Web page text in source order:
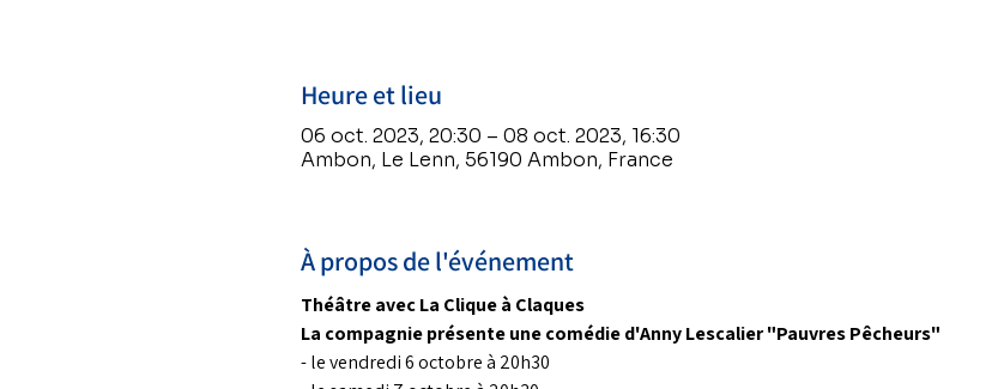
Heure et lieu
06 oct. 2023, 20:30 – 08 oct. 2023, 16:30
Ambon, Le Lenn, 56190 Ambon, France
À propos de l'événement
Théâtre avec La Clique à Claques
La compagnie présente une comédie d'Anny Lescalier "Pauvres Pêcheurs"
- le vendredi 6 octobre à 20h30